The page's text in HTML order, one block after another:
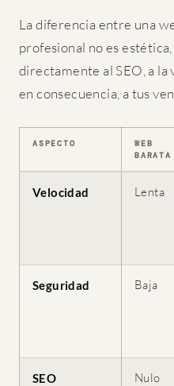
La diferencia entre una
profesional no es
directamente al SEO, a la
en consecuencia, a tus
ASPECTO
WEB
BARATA
Velocidad Lenta
Seguridad Baja
SEO Nulo